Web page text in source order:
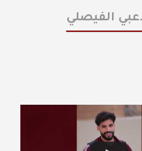
الفيصلي